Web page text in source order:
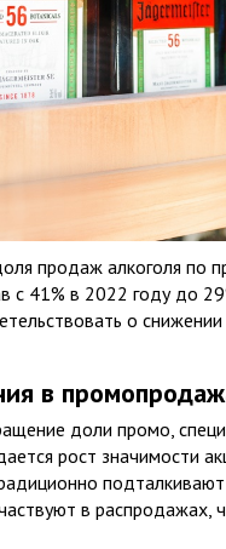
продаж алкоголя по
с 41% в 2022 году до
о
в
доли промо,
рост значимости
в